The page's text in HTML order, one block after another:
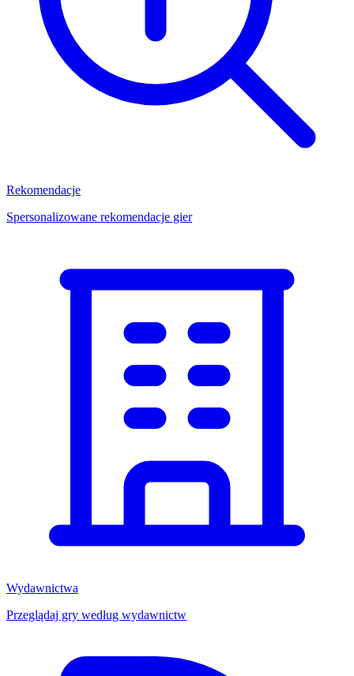
Rekomendacje
Spersonalizowane rekomendacje gier
Wydawnictwa
Przeglądaj gry według wydawnictw